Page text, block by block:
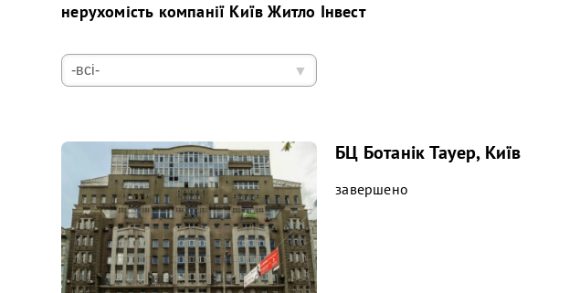
нерухомість компанії Київ Житло Інвест
БЦ Ботанік Тауер, Київ
завершено